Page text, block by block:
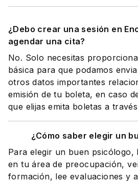
¿Debo crear una sesión en
agendar una cita?
No. Solo necesitas
básica para que podamos
otros datos importantes
emisión de tu boleta, en caso
que elijas emita boletas a
¿Cómo saber elegir un
Para elegir un buen psicólogo,
en tu área de preocupación,
formación, lee evaluaciones y